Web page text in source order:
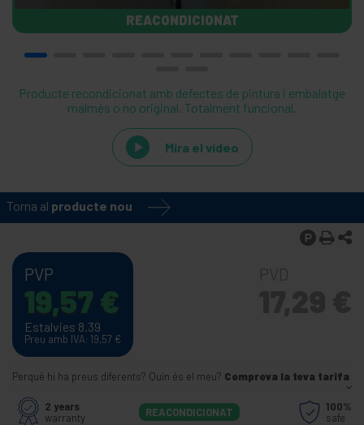
REACONDICIONAT
Producte recondicionat amb defectes de pintura i embalatge
malmès o no original. Totalment funcional.
Mira el vídeo
Torna al producte nou
PVP
19,57 €
Estalvies 8.39
Preu amb IVA: 19,57 €
Perquè hi ha preus diferents? Quin és el meu? Comprova la teva tarifa
2 years
warranty
REACONDICIONAT
100%
safe